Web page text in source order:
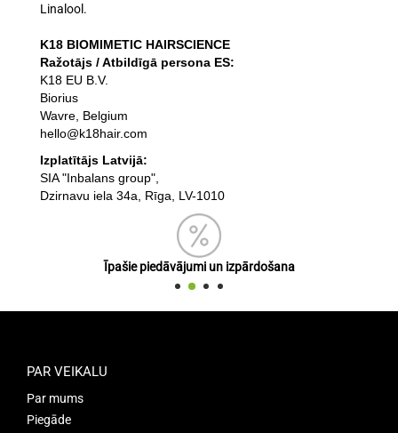
Linalool.
K18 BIOMIMETIC HAIRSCIENCE
Ražotājs / Atbildīgā persona ES:
K18 EU B.V.
Biorius
Wavre, Belgium
hello@k18hair.com
Izplatītājs Latvijā:
SIA "Inbalans group",
Dzirnavu iela 34a, Rīga, LV-1010
Īpašie piedāvājumi un izpārdošana
PAR VEIKALU
Par mums
Piegāde